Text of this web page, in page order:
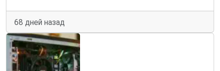
68 дней назад